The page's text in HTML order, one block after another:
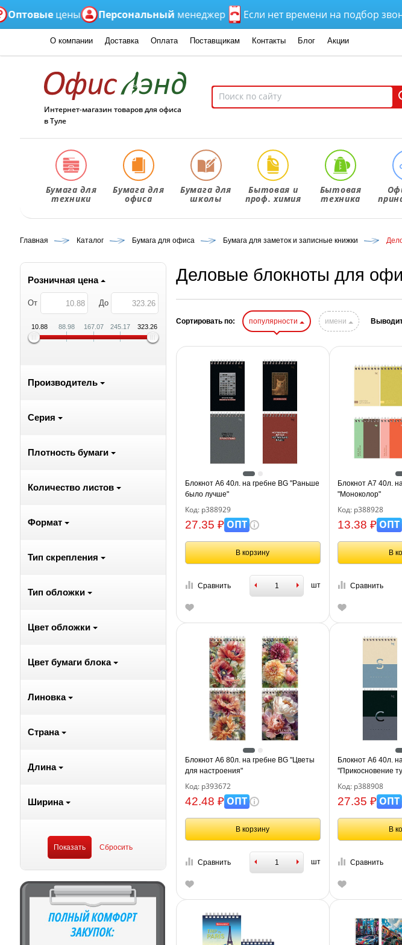
цены Персональныйменеджер Если нет времени на подбор звоните
О компании Доставка Оплата Поставщикам Контакты Блог Акции
Интернет-магазин товаров для офиса
в Туле
Бумага для
техники
Бумага для
офиса
Бумага для
школы
Бытовая и
проф. химия
Бытовая
техника
Главная Каталог Бумага для офиса Бумага для заметок и записные книжки
Розничная цена
От До
10.88 88.98 167.07 245.17 323.26
Производитель
Серия
Плотность бумаги
Количество листов
Формат
Тип скрепления
Тип обложки
Цвет обложки
Цвет бумаги блока
Линовка
Страна
Длина
Ширина
Деловые блокноты для
Сортировать по: популярности имени
Блокнот А6 40л. на гребне BG "Раньше
было лучше"
Код: р388929
27.35 ₽ОПТ
В корзину
Сравнить шт
Блокнот А7 40л.
"Моноколор"
Код: р388928
13.38 ₽ОПТ
В
Сравнить
Блокнот А6 80л. на гребне BG "Цветы
для настроения"
Код: р393672
42.48 ₽ОПТ
В корзину
Сравнить шт
Блокнот А6 40л.
"Прикосновение
Код: р388908
27.35 ₽ОПТ
В
Сравнить